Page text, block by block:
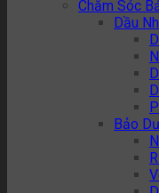
Chăm Sóc
Dầu
Bảo